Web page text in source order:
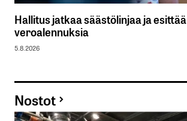
Hallitus jatkaa säästölinjaa ja esittää
veroalennuksia
5.8.2026
Nostot